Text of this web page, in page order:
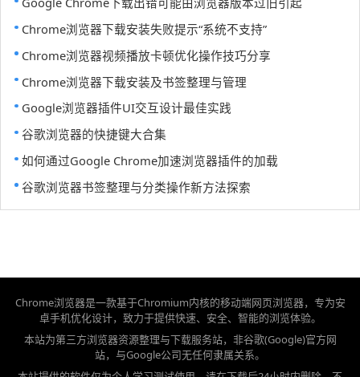
Chrome浏览器下载安装失败提示“系统不支持”
Chrome浏览器视频播放卡顿优化操作技巧分享
Chrome浏览器下载安装及书签整理与管理
Google浏览器插件UI交互设计最佳实践
谷歌浏览器的快捷键大合集
如何通过Google Chrome加速浏览器插件的加载
谷歌浏览器书签整理与分类操作新方法探索
Chrome浏览器是一款基于Chromium内核的移动端网页浏览器，专为安
卓手机优化设计，致力于提供快速、安全、智能的浏览体验。
本站为第三方浏览器资源整理与下载服务站，非谷歌(Google)官方网
站，与Google公司无任何隶属关系。